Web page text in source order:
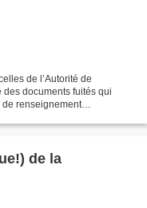
de l’Autorité de
des documents fuités qui
de renseignement
de la